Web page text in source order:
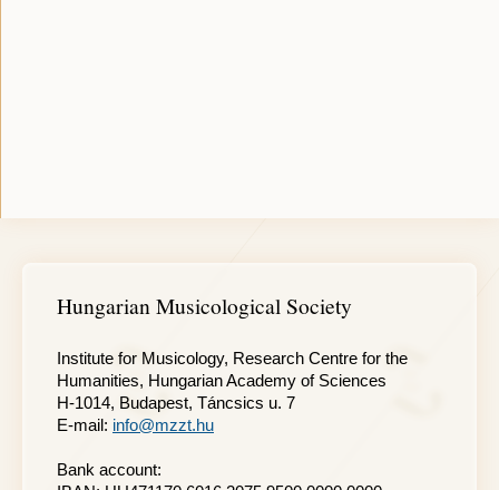
Hungarian Musicological Society
Institute for Musicology, Research Centre for the
Humanities, Hungarian Academy of Sciences
H-1014, Budapest, Táncsics u. 7
E-mail: info@mzzt.hu
Bank account: